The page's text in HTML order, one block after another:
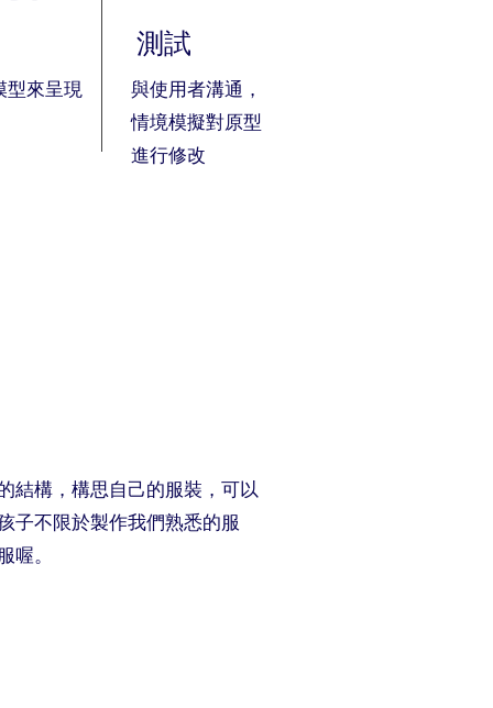
型來呈現
測試
與使用者溝通，
情境模擬對原型
進行修改
結構，構思自己的服裝，可以
子不限於製作我們熟悉的服
喔。